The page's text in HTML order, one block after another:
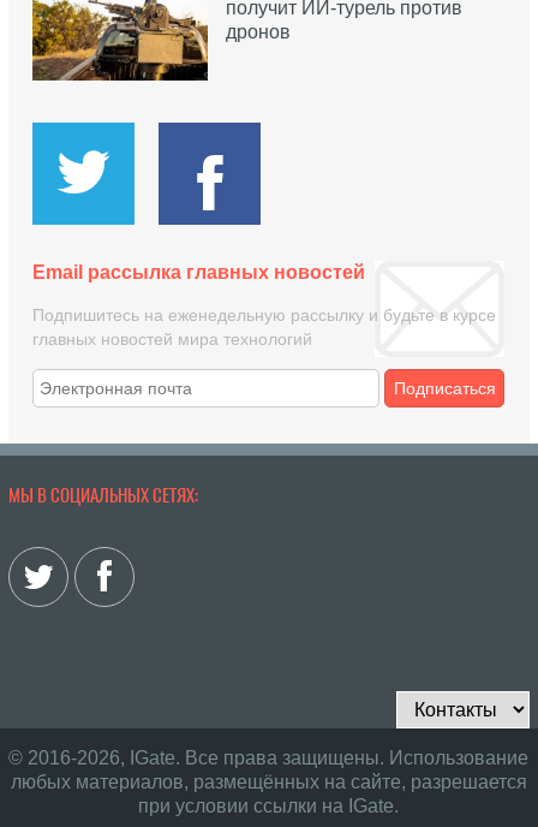
получит ИИ-турель против
дронов
Email рассылка главных новостей
Подпишитесь на еженедельную рассылку и будьте в курсе
главных новостей мира технологий
Подписаться
МЫ В СОЦИАЛЬНЫХ СЕТЯХ:
© 2016-2026, IGate. Все права защищены. Использование
любых материалов, размещённых на сайте, разрешается
при условии ссылки на IGate.